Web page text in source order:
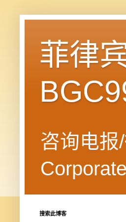
菲律
咨询电报
搜索此博客